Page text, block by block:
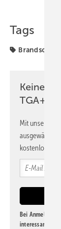
Tags
Brandschutz
Keine
TGA+E
Mit unserem
ausgewählte
kostenlos
Bei Anmeldung
interessante